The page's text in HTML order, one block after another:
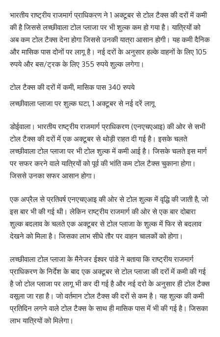
भारतीय राष्ट्रीय राजमार्ग प्राधिकरण ने 1 अक्टूबर से टोल टैक्स की दरों में कमी
की है जिससे लच्छीवाला टोल प्लाजा पर भी शुल्क कम हो गया है। यात्रियों को
अब कम टोल टैक्स देना होगा जिससे उनकी यात्रा आसान होगी। यह कमी दैनिक
और मासिक पास दोनों पर लागू है। नई दरों के अनुसार हल्के वाहनों के लिए 105
रुपये और बस/ट्रक के लिए 355 रुपये शुल्क लगेगा।
टोल टैक्स की दरों में कमी, मासिक पास 340 रुपये
लच्छीवाला प्लाजा पर शुल्क घटा, 1 अक्टूबर से नई दरें लागू
डोईवाला। भारतीय राष्ट्रीय राजमार्ग प्राधिकरण (एनएचएआइ) की ओर से सभी
टोल टैक्स की दरों में एक अक्टूबर से थोड़ी राहत दी गई है। इसके चलते
लच्छीवाला टोल प्लाजा पर भी टोल शुल्क में कमी आई है। जिसके चलते इस मार्ग
पर सफर करने वाले यात्रियों को पूर्व की भांति कम टोल टैक्स चुकाना होगा।
जिससे उनका सफर आसान होगा।
एक अप्रैल से प्रतिवर्ष एनएचएआइ की ओर से टोल शुल्क में वृद्धि की जाती है, जो
इस बार भी की गई थी। लेकिन राष्ट्रीय राजमार्ग की ओर से एक बार दोबारा
शुल्क बदलाव के चलते एक अक्टूबर से टोल प्लाजा के शुल्क में फिर से बदलाव
देखने को मिला है। जिसका लाभ सीधे तौर पर वाहन चालकों को होगा।
लच्छीवाला टोल प्लाजा के मैनेजर ईश्वर पांडे ने बताया कि राष्ट्रीय राजमार्ग
प्राधिकरण के निर्देश के बाद एक अक्टूबर से टोल प्लाजा की दरों में कमी की गई
है जो टोल प्लाजा पर लागू भी कर दी गई है और नई दरो के अनुसार ही टोल टैक्स
वसूला जा रहा है। जो वर्तमान टोल टैक्स की दरों से कम है। यह शुल्क की कमी
प्रतिदिन लगने वाले टोल टैक्स के साथ ही मासिक पास में भी की गई है। जिसका
लाभ यात्रियों को मिलेगा।